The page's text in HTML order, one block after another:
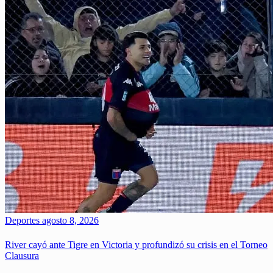
Deportes agosto 8, 2026
River cayó ante Tigre en Victoria y profundizó su crisis en el Torneo
Clausura